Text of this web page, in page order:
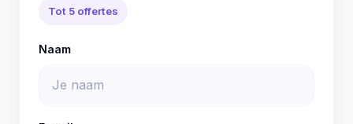
Tot 5 offertes
Naam